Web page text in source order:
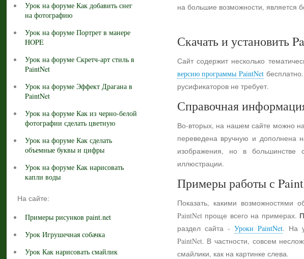
Урок на форуме Как добавить снег
на фотографию
Урок на форуме Портрет в манере
HOPE
Урок на форуме Скретч-арт стиль в
PaintNet
Урок на форуме Эффект Драгана в
PaintNet
Урок на форуме Как из черно-белой
фотографии сделать цветную
Урок на форуме Как сделать
объемные буквы и цифры
Урок на форуме Как нарисовать
капли воды
На сайте:
Примеры рисунков paint.net
Урок Игрушечная собачка
Урок Как нарисовать смайлик
на большие возможности, является
Скачать и установить
Сайт содержит несколько
версию программы PaintNetбесплатно.
русификаторов не требует.
Справочная
Во-вторых, на нашем сайте можно
переведена вручную и дополнена
изображения, но в большинстве
иллюстрации.
Примеры работы с
Показать, какими возможностями
PaintNet проще всего на примерах.
раздел сайта -Уроки PaintNet. На
PaintNet. В частности, совсем
смайлики, как на картинке слева.